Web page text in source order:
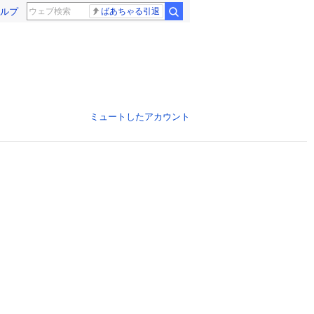
プ ばあちゃる引退
ミュートしたアカウント